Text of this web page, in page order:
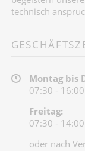
technisch
Montag bis
07:30 -
Freitag:
07:30 -
oder nach